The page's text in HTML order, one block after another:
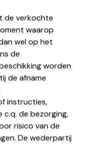
de verkochte
waarop
wel op het
de
worden
de afname
instructies,
c.q. de bezorging,
risico van de
De wederpartij